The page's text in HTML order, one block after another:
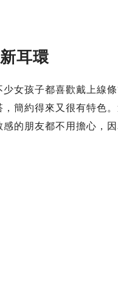
耳環
少女孩子都喜歡戴上線
簡約得來又很有特色
感的朋友都不用擔心，